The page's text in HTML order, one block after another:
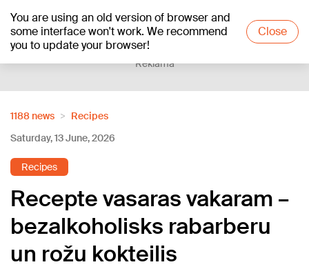
You are using an old version of browser and
some interface won't work. We recommend
you to update your browser!
Close
+21°C
Reklāma
1188 news
Recipes
Saturday, 13 June, 2026
Recipes
Recepte vasaras vakaram –
bezalkoholisks rabarberu
un rožu kokteilis